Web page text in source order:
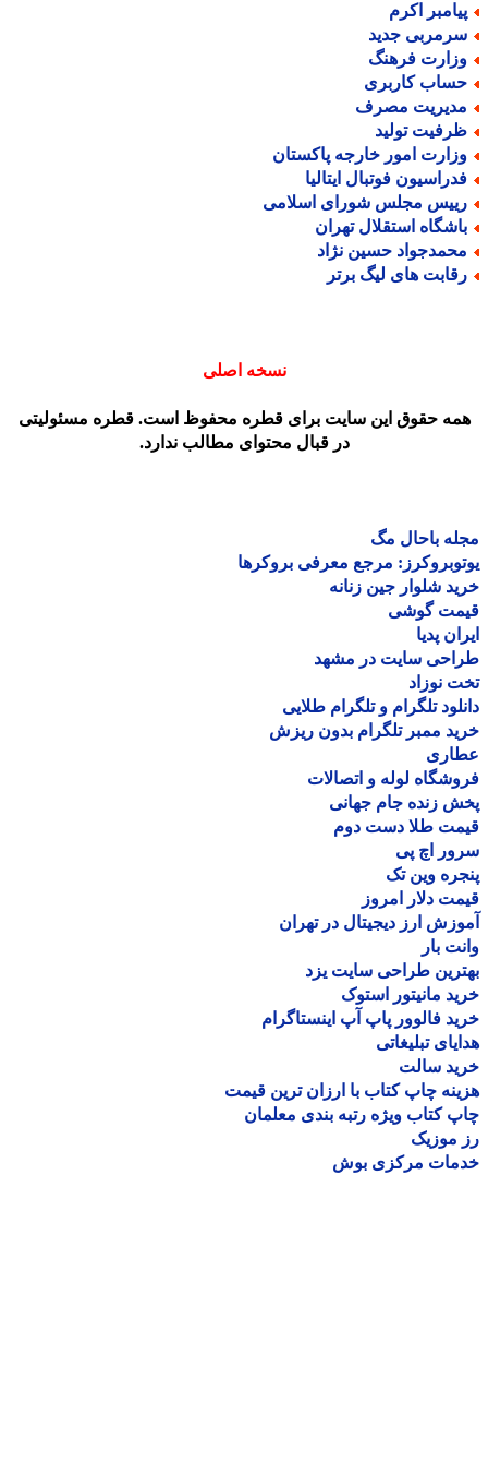
اکرم
جدید
فرهنگ
کاربری
مصرف
تولید
امور خارجه پاکستان
فوتبال ایتالیا
مجلس شورای اسلامی
استقلال تهران
حسین نژاد
های لیگ برتر
نسخه اصلی
حقوق این سایت برای قطره محفوظ است. قطره مسئولیتی
در قبال محتوای مطالب ندارد.
باحال مگ
مرجع معرفی بروکرها
شلوار جین زنانه
گوشی
پدیا
سایت در مشهد
نوزاد
تلگرام و تلگرام طلایی
ممبر تلگرام بدون ریزش
لوله و اتصالات
زنده جام جهانی
طلا دست دوم
اچ پی
وین تک
دلار امروز
ارز دیجیتال در تهران
بار
طراحی سایت یزد
مانیتور استوک
فالوور پاپ آپ اینستاگرام
تبلیغاتی
سالت
چاپ کتاب با ارزان ترین قیمت
کتاب ویژه رتبه بندی معلمان
موزیک
مرکزی بوش